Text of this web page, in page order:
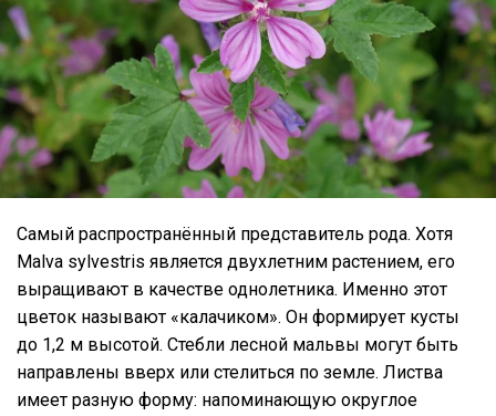
Самый распространённый представитель рода. Хотя
Malva sylvestris является двухлетним растением, его
выращивают в качестве однолетника. Именно этот
цветок называют «калачиком». Он формирует кусты
до 1,2 м высотой. Стебли лесной мальвы могут быть
направлены вверх или стелиться по земле. Листва
имеет разную форму: напоминающую округлое